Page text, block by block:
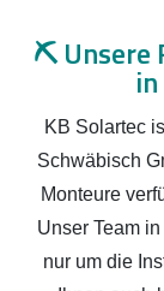
⛏️
KB Solartec
Schwäbisch
Monteure
Unser Team
nur um die